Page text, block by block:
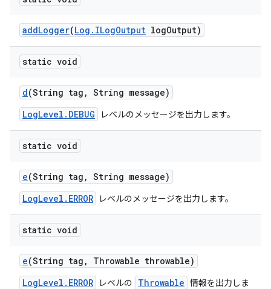
addLogger(Log . ILogOutput logOutput)
static void
d(String tag , String message)
LogLevel.DEBUG
レベルのメッセージを出力します。
static void
e(String tag , String message)
LogLevel.ERROR
レベルのメッセージを出力します。
static void
e(String tag ,
Throwable throwable)
LogLevel.ERROR
レベルの Throwable 情報を出力しま